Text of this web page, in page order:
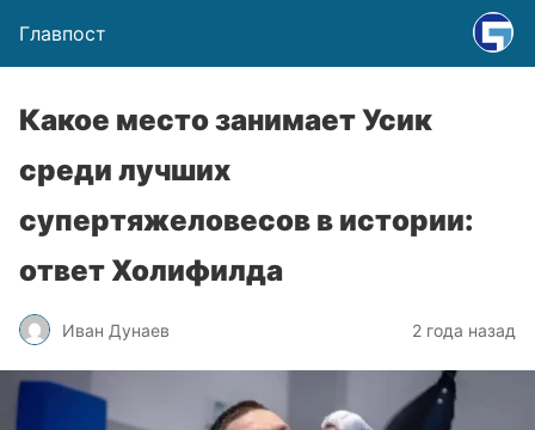
Главпост
Какое место занимает Усик
среди лучших
супертяжеловесов в истории:
ответ Холифилда
Иван Дунаев 2 года назад